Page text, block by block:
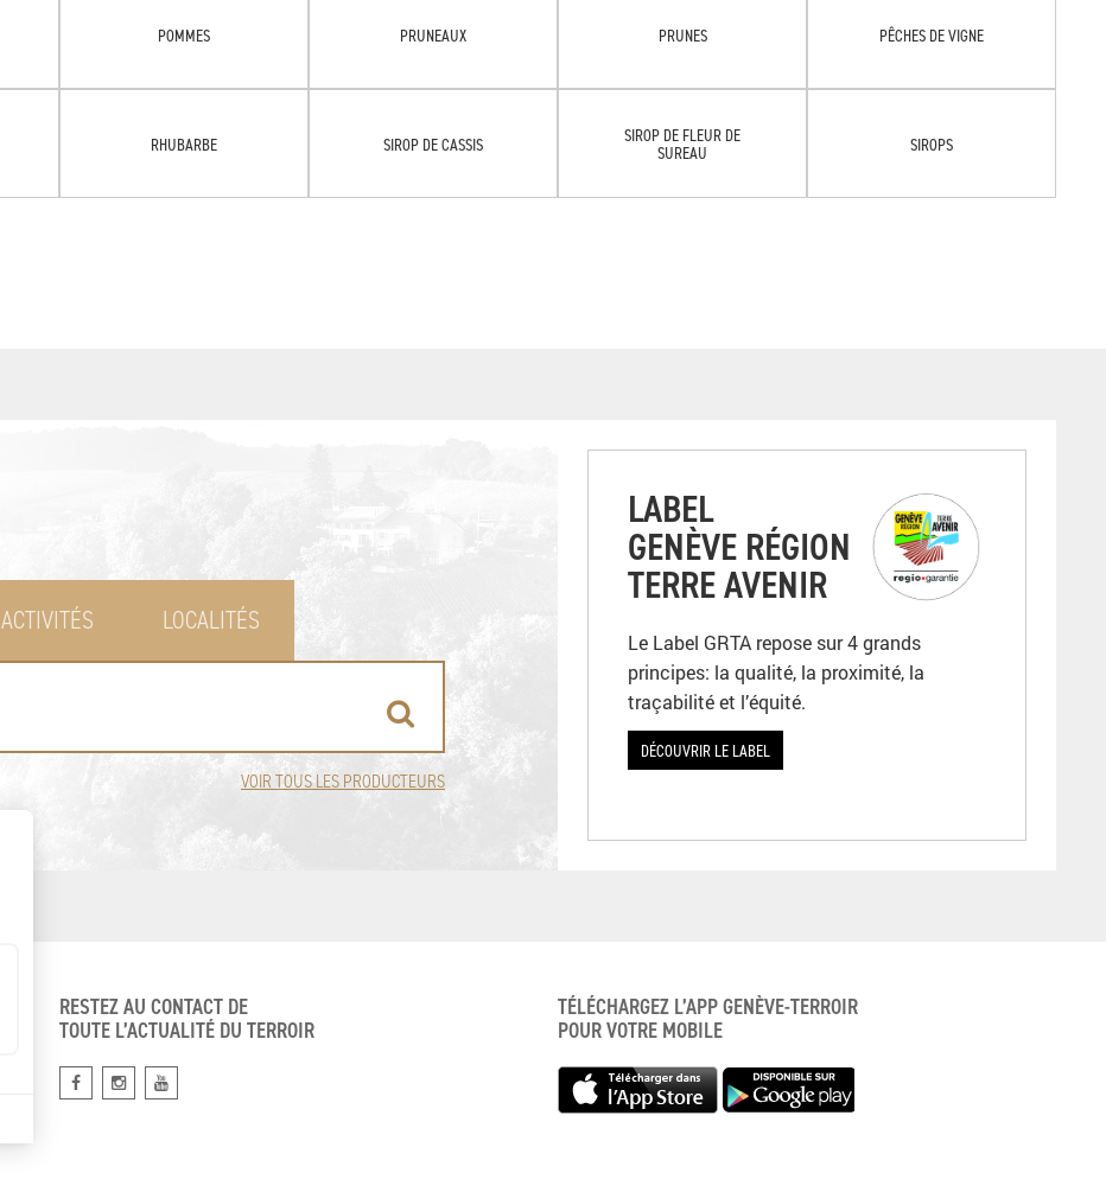
POMMES PRUNEAUX PRUNES PÊCHES DE VIGNE
RHUBARBE SIROP DE CASSIS
SIROP DE FLEUR DE
SUREAU
SIROPS
ACTIVITÉS LOCALITÉS
VOIR TOUS LES PRODUCTEURS
LABEL
GENÈVE RÉGION
TERRE AVENIR
Le Label GRTA repose sur 4 grands
principes: la qualité, la proximité, la
traçabilité et l’équité.
DÉCOUVRIR LE LABEL
RESTEZ AU CONTACT DE
TOUTE L’ACTUALITÉ DU TERROIR
TÉLÉCHARGEZ L’APP GENÈVE-TERROIR
POUR VOTRE MOBILE